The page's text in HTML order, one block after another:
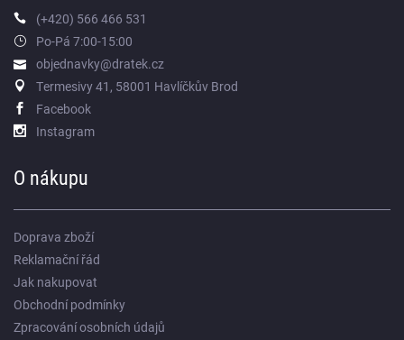
(+420) 566 466 531
Po-Pá 7:00-15:00
objednavky@dratek.cz
Termesivy 41, 58001 Havlíčkův Brod
Facebook
Instagram
O nákupu
Doprava zboží
Reklamační řád
Jak nakupovat
Obchodní podmínky
Zpracování osobních údajů